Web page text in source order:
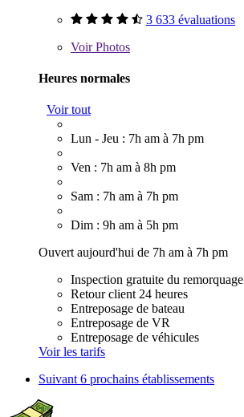
3 633 évaluations
VoirPhotos
Heures normales
Voir tout
Lun - Jeu : 7h am à 7h pm
Ven : 7h am à 8h pm
Sam : 7h am à 7h pm
Dim : 9h am à 5h pm
Ouvert aujourd'hui de 7h am à 7h pm
Inspection gratuite du remorquage
Retour client 24 heures
Entreposage de bateau
Entreposage de VR
Entreposage de véhicules
Voir les tarifs
Suivant6 prochains établissements